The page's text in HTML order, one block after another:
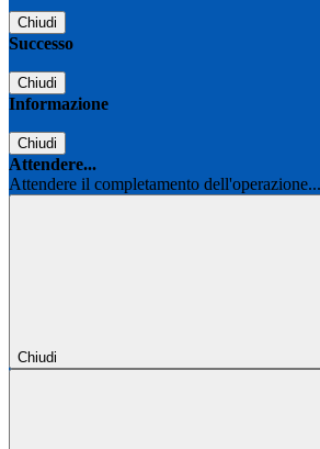
Chiudi
Successo
Chiudi
Informazione
Chiudi
Attendere...
Attendere il completamento dell'operazione...
Chiudi